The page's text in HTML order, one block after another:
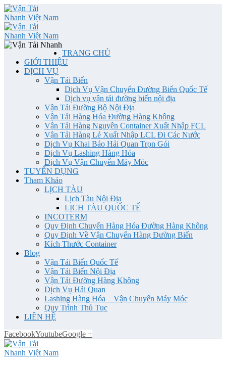
TRANG CHỦ
GIỚI THIỆU
DỊCH VỤ
Vận Tải Biển
Dịch Vụ Vận Chuyển Đường Biển Quốc Tế
Dịch vụ vận tải đường biển nội địa
Vận Tải Đường Bộ Nội Địa
Vận Tải Hàng Hóa Đường Hàng Không
Vận Tải Hàng Nguyên Container Xuất Nhập FCL
Vận Tải Hàng Lẻ Xuất Nhập LCL Đi Các Nước
Dịch Vụ Khai Báo Hải Quan Trọn Gói
Dịch Vụ Lashing Hàng Hóa
Dịch Vụ Vận Chuyển Máy Móc
TUYỂN DỤNG
Tham Khảo
LỊCH TÀU
Lịch Tàu Nội Địa
LỊCH TÀU QUỐC TẾ
INCOTERM
Quy Định Chuyển Hàng Hóa Đường Hàng Không
Quy Định Về Vận Chuyển Hàng Đường Biển
Kích Thước Container
Blog
Vận Tải Biển Quốc Tế
Vận Tải Biển Nội Địa
Vận Tải Đường Hàng Không
Dịch Vụ Hải Quan
Lashing Hàng Hóa _ Vận Chuyển Máy Móc
Quy Trình Thủ Tục
LIÊN HỆ
FacebookYoutubeGoogle +